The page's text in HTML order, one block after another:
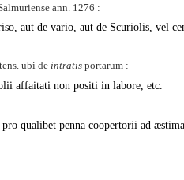
ann. 1276 :
aut de vario, aut de Scuriolis, vel
ubi deintratisportarum :
affaitati non positi in labore, etc.
qualibet penna coopertorii ad